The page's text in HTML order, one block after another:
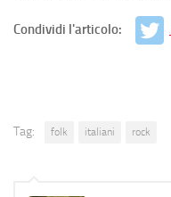
Condividi l'articolo:
Tag: folk italiani rock